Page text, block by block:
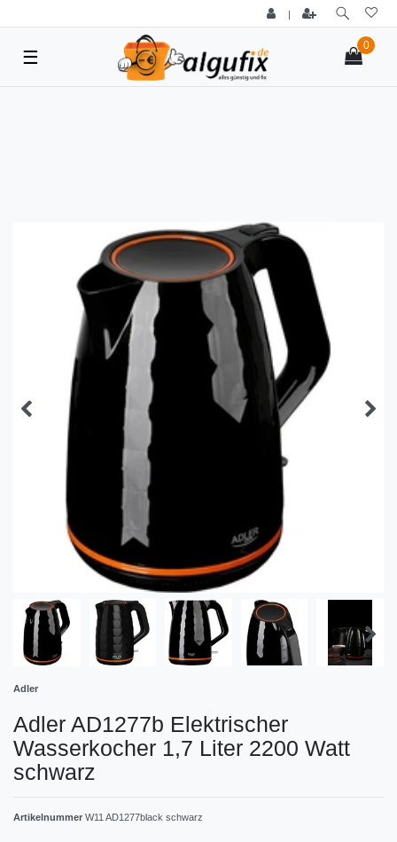
|
0
☰
Adler
Adler AD1277b Elektrischer
Wasserkocher 1,7 Liter 2200 Watt
schwarz
Artikelnummer W11 AD1277black schwarz